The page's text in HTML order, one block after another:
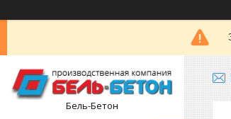
Бель-Бетон